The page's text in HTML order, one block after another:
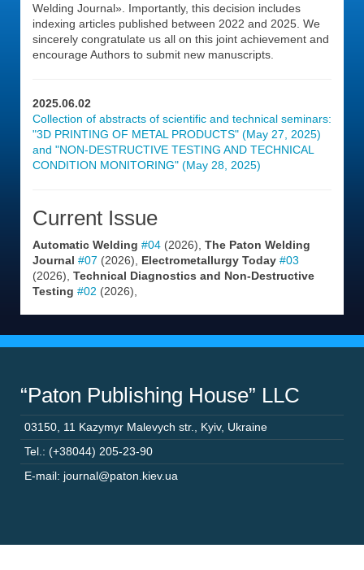
Welding Journal». Importantly, this decision includes
indexing articles published between 2022 and 2025. We
sincerely congratulate us all on this joint achievement and
encourage Authors to submit new manuscripts.
2025.06.02
Collection of abstracts of scientific and technical seminars:
"3D PRINTING OF METAL PRODUCTS" (May 27, 2025)
and "NON-DESTRUCTIVE TESTING AND TECHNICAL
CONDITION MONITORING" (May 28, 2025)
Current Issue
Automatic Welding #04 (2026), The Paton Welding
Journal #07 (2026), Electrometallurgy Today #03
(2026), Technical Diagnostics and Non-Destructive
Testing #02 (2026),
“Paton Publishing House” LLC
03150 11 Kazymyr Malevych str. Kyiv, Ukraine
Tel.: (+38044) 205-23-90
E-mail: journal@paton.kiev.ua